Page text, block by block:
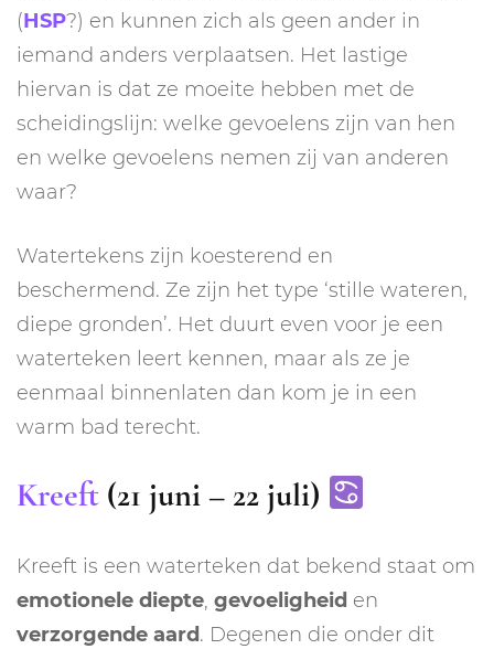
(HSP?) en kunnen zich als geen ander in
iemand anders verplaatsen. Het lastige
hiervan is dat ze moeite hebben met de
scheidingslijn: welke gevoelens zijn van hen
en welke gevoelens nemen zij van anderen
waar?
Watertekens zijn koesterend en
beschermend. Ze zijn het type ‘stille wateren,
diepe gronden’. Het duurt even voor je een
waterteken leert kennen, maar als ze je
eenmaal binnenlaten dan kom je in een
warm bad terecht.
Kreeft (21 juni – 22 juli)
Kreeft is een waterteken dat bekend staat om
emotionele diepte, gevoeligheid en
verzorgende aard. Degenen die onder dit